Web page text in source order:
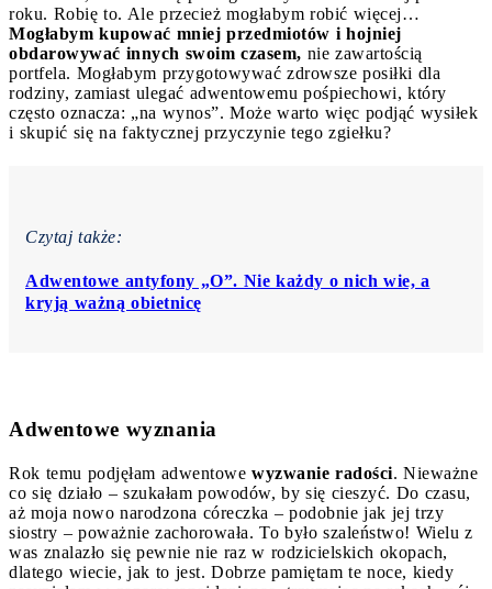
roku. Robię to. Ale przecież mogłabym robić więcej…
Mogłabym kupować mniej przedmiotów i hojniej
obdarowywać innych swoim czasem, nie zawartością
portfela. Mogłabym przygotowywać zdrowsze posiłki dla
rodziny, zamiast ulegać adwentowemu pośpiechowi, który
często oznacza: „na wynos”. Może warto więc podjąć wysiłek
i skupić się na faktycznej przyczynie tego zgiełku?
Czytaj także:
Adwentowe antyfony „O”. Nie każdy o nich wie, a
kryją ważną obietnicę
Adwentowe wyznania
Rok temu podjęłam adwentowe wyzwanie radości. Nieważne
co się działo – szukałam powodów, by się cieszyć. Do czasu,
aż moja nowo narodzona córeczka – podobnie jak jej trzy
siostry – poważnie zachorowała. To było szaleństwo! Wielu z
was znalazło się pewnie nie raz w rodzicielskich okopach,
dlatego wiecie, jak to jest. Dobrze pamiętam te noce, kiedy